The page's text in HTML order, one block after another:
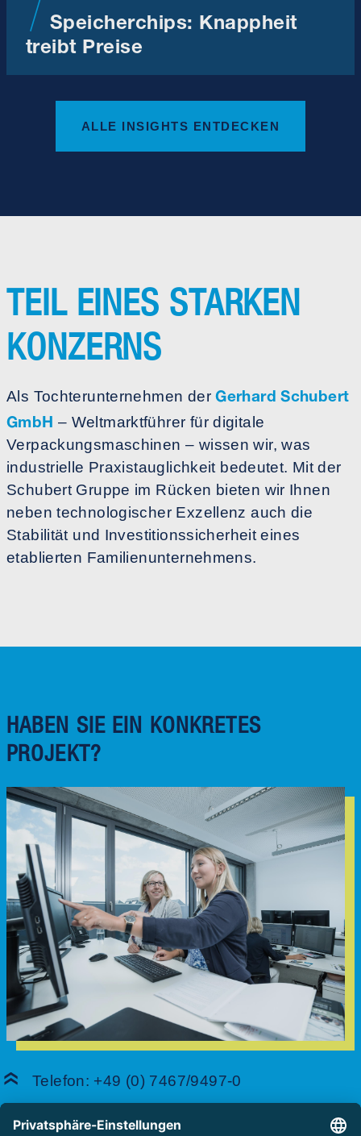
Speicherchips: Knappheit
treibt Preise
ALLE INSIGHTS ENTDECKEN
TEIL EINES STARKEN
KONZERNS
Als Tochterunternehmen derGerhard Schubert
GmbH – Weltmarktführer für digitale
Verpackungsmaschinen – wissen wir, was
industrielle Praxistauglichkeit bedeutet. Mit der
Schubert Gruppe im Rücken bieten wir Ihnen
neben technologischer Exzellenz auch die
Stabilität und Investitionssicherheit eines
etablierten Familienunternehmens.
HABEN SIE EIN KONKRETES
PROJEKT?
Telefon: +49 (0) 7467/9497-0
Unser Engineering-Team berät Sie – von der